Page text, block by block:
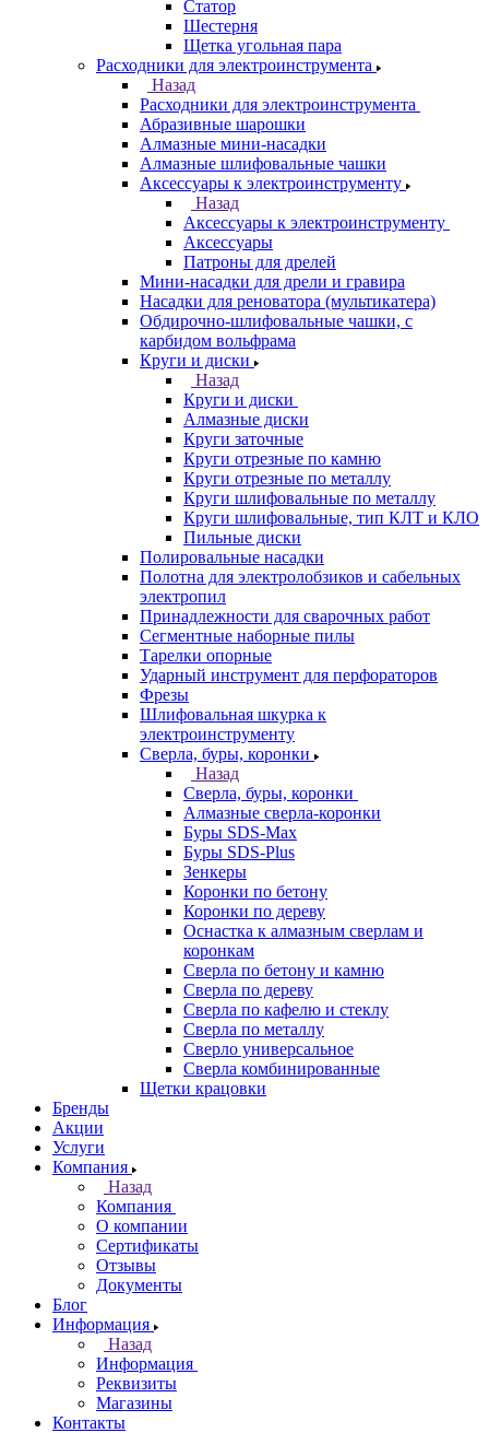
Статор
Шестерня
Щетка угольная пара
Расходники для электроинструмента
Назад
Расходники для электроинструмента
Абразивные шарошки
Алмазные мини-насадки
Алмазные шлифовальные чашки
Аксессуары к электроинструменту
Назад
Аксессуары к электроинструменту
Аксессуары
Патроны для дрелей
Мини-насадки для дрели и гравира
Насадки для реноватора (мультикатера)
Обдирочно-шлифовальные чашки, с
карбидом вольфрама
Круги и диски
Назад
Круги и диски
Алмазные диски
Круги заточные
Круги отрезные по камню
Круги отрезные по металлу
Круги шлифовальные по металлу
Круги шлифовальные, тип КЛТ и КЛО
Пильные диски
Полировальные насадки
Полотна для электролобзиков и сабельных
электропил
Принадлежности для сварочных работ
Сегментные наборные пилы
Тарелки опорные
Ударный инструмент для перфораторов
Фрезы
Шлифовальная шкурка к
электроинструменту
Сверла, буры, коронки
Назад
Сверла, буры, коронки
Алмазные сверла-коронки
Буры SDS-Max
Буры SDS-Plus
Зенкеры
Коронки по бетону
Коронки по дереву
Оснастка к алмазным сверлам и
коронкам
Сверла по бетону и камню
Сверла по дереву
Сверла по кафелю и стеклу
Сверла по металлу
Сверло универсальное
Сверла комбинированные
Щетки крацовки
Бренды
Акции
Услуги
Компания
Назад
Компания
О компании
Сертификаты
Отзывы
Документы
Блог
Информация
Назад
Информация
Реквизиты
Магазины
Контакты